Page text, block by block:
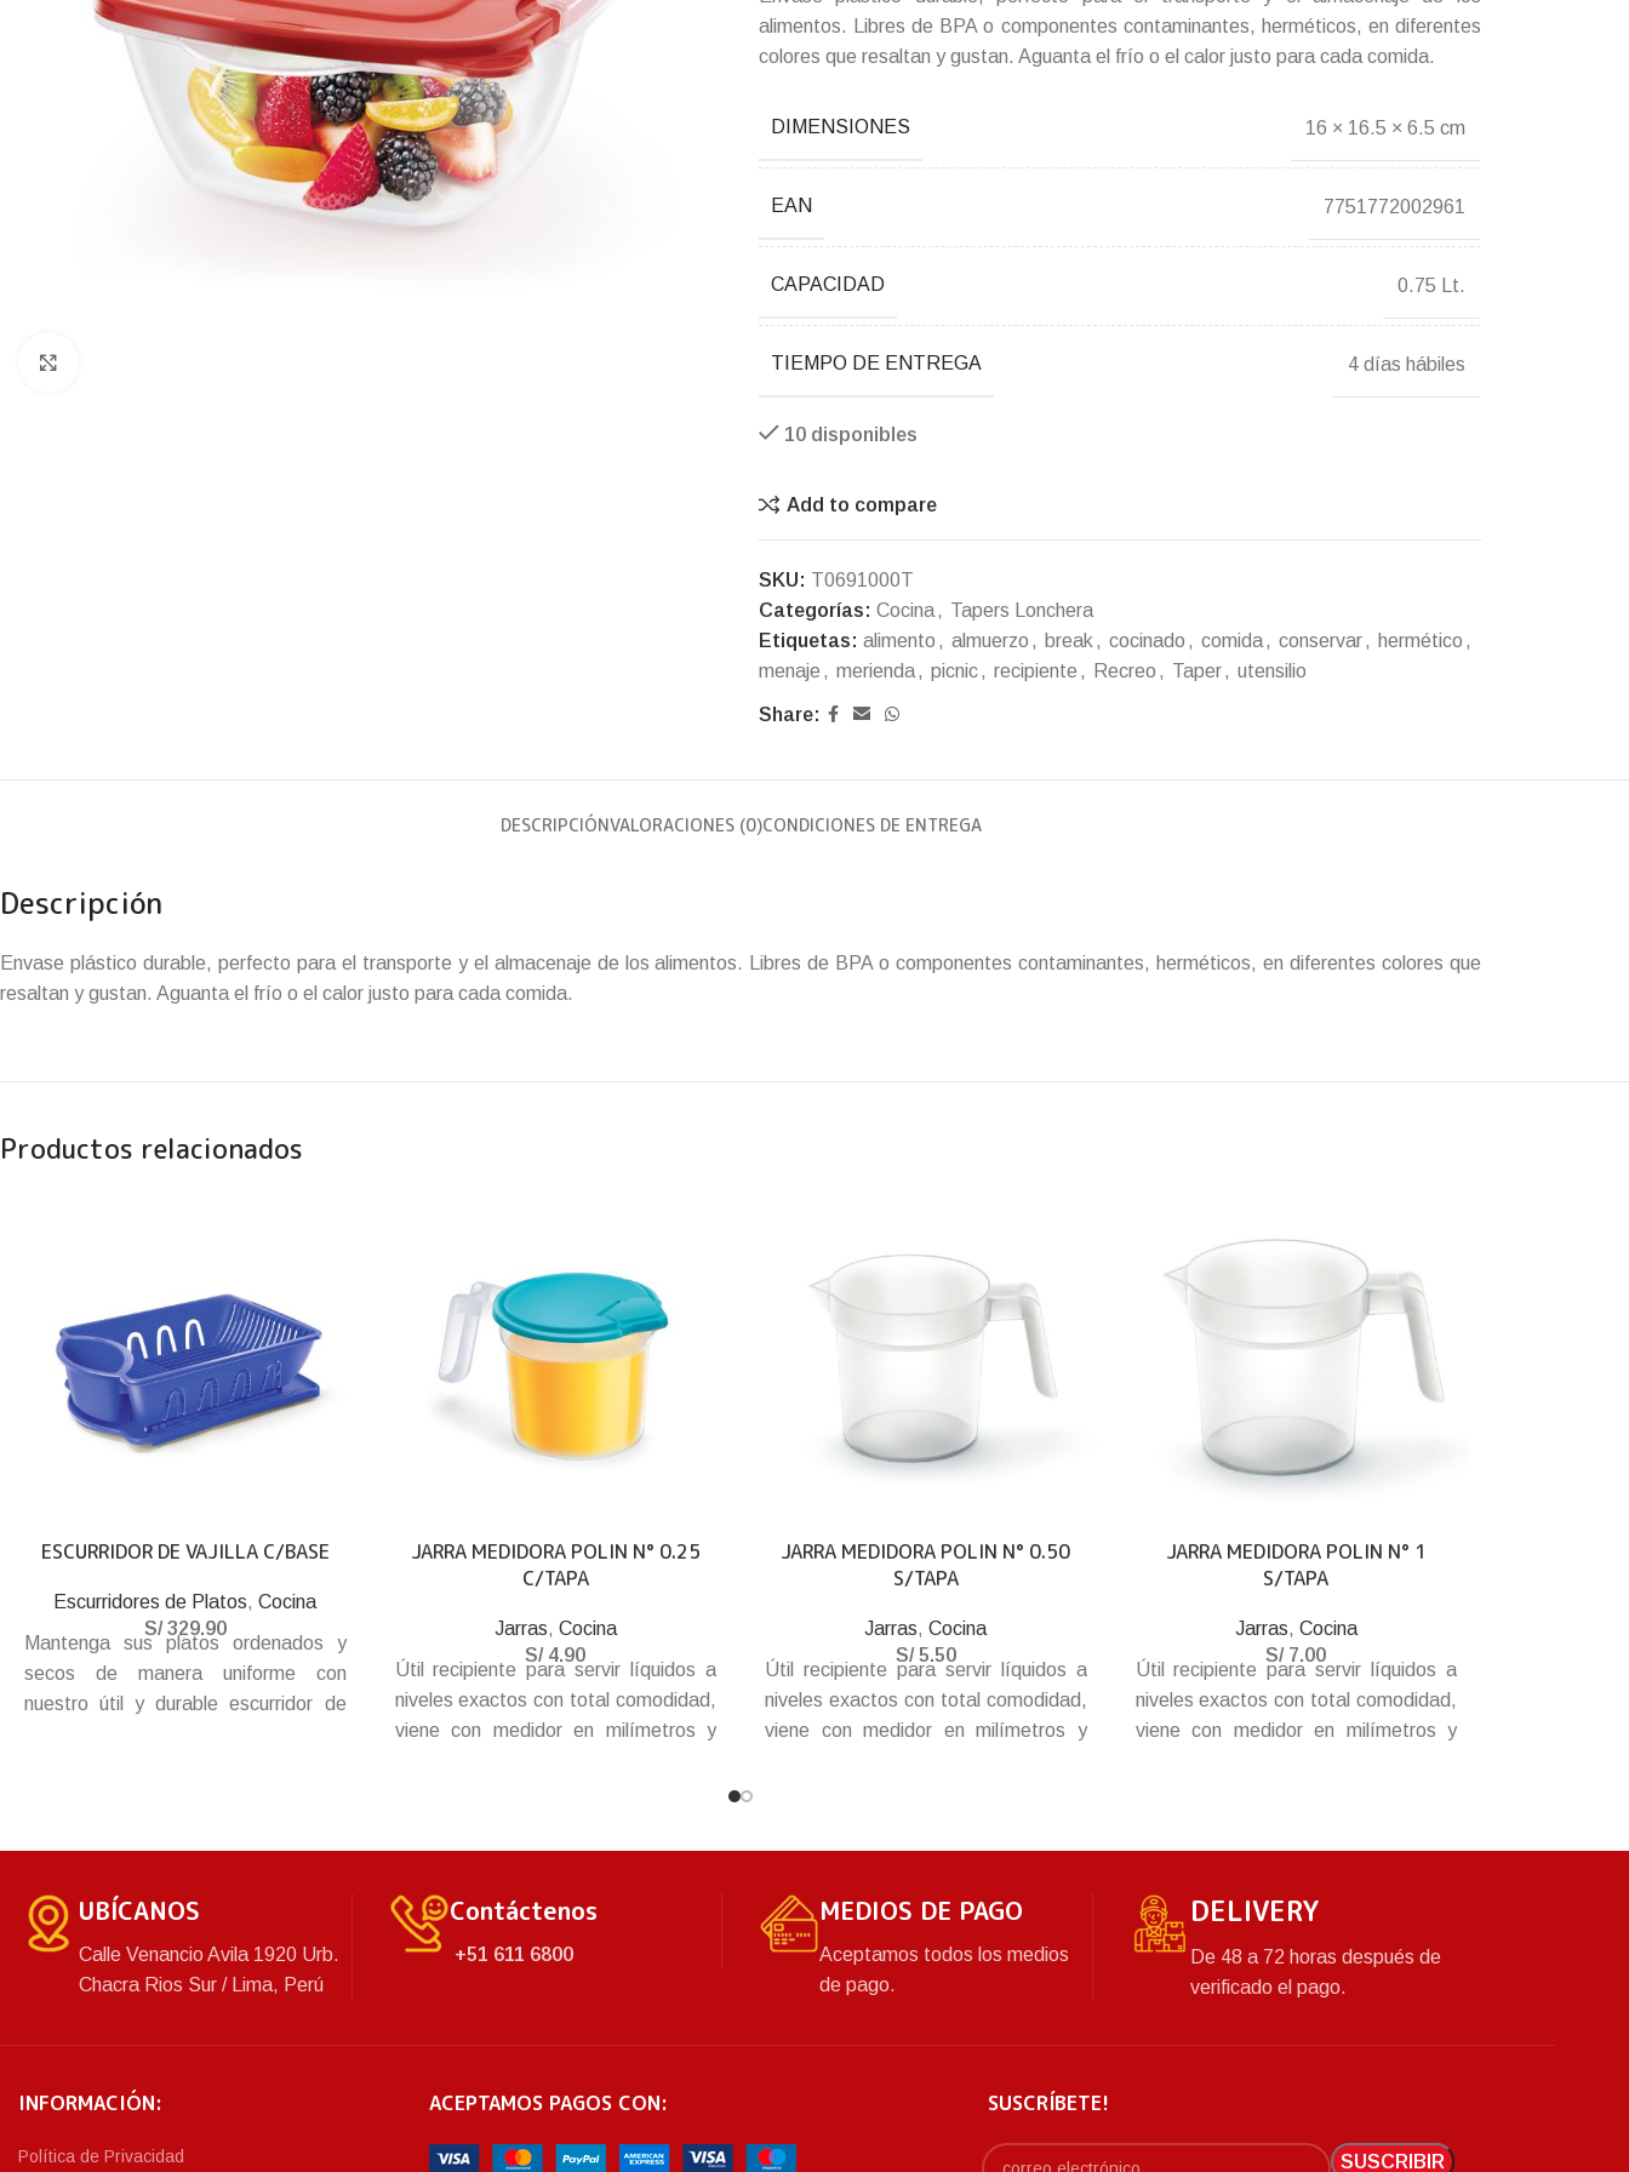
alimentos. Libres de BPA o componentes contaminantes, herméticos, en diferentes
colores que resaltan y gustan. Aguanta el frío o el calor justo para cada comida.
DIMENSIONES 16 × 16.5 × 6.5 cm
EAN 7751772002961
CAPACIDAD 0.75 Lt.
TIEMPO DE ENTREGA 4 días hábiles
10 disponibles
Add to compare
SKU: T0691000T
Categorías: Cocina, Tapers Lonchera
Etiquetas: alimento , almuerzo , break , cocinado , comida, conservar, hermético ,
menaje , merienda, picnic, recipiente , Recreo , Taper, utensilio
Share:
DESCRIPCIÓNVALORACIONES (0)CONDICIONES DE ENTREGA
Descripción
Envase plástico durable, perfecto para el transporte y el almacenaje de los alimentos. Libres de BPA o componentes contaminantes, herméticos, en diferentes colores que
resaltan y gustan. Aguanta el frío o el calor justo para cada comida.
Productos relacionados
ESCURRIDOR DE VAJILLA C/BASE
Escurridores de Platos,Cocina
S/329.90
Mantenga sus platos ordenados y
secos de manera uniforme con
nuestro útil y durable escurridor de
cualquier superficie plana.
JARRA MEDIDORA POLIN N° 0.25
C/TAPA
Jarras, Cocina
S/4.90
Útil recipiente para servir líquidos a
niveles exactos con total comodidad,
viene con medidor en milímetros y
JARRA MEDIDORA POLIN N° 0.50
S/TAPA
Jarras,Cocina
S/5.50
Útil recipiente para servir líquidos a
niveles exactos con total comodidad,
viene con medidor en milímetros y
JARRA MEDIDORA POLIN N° 1
S/TAPA
Jarras, Cocina
S/7.00
Útil recipiente para servir líquidos a
niveles exactos con total comodidad,
viene con medidor en milímetros y
variados
UBÍCANOS
Calle Venancio Avila 1920 Urb.
Chacra Rios Sur / Lima, Perú
Contáctenos
+51 611 6800
MEDIOS DE PAGO
Aceptamos todos los medios
de pago.
DELIVERY
De 48 a 72 horas después de
verificado el pago.
INFORMACIÓN:
Política de Privacidad
ACEPTAMOS PAGOS CON: SUSCRÍBETE!